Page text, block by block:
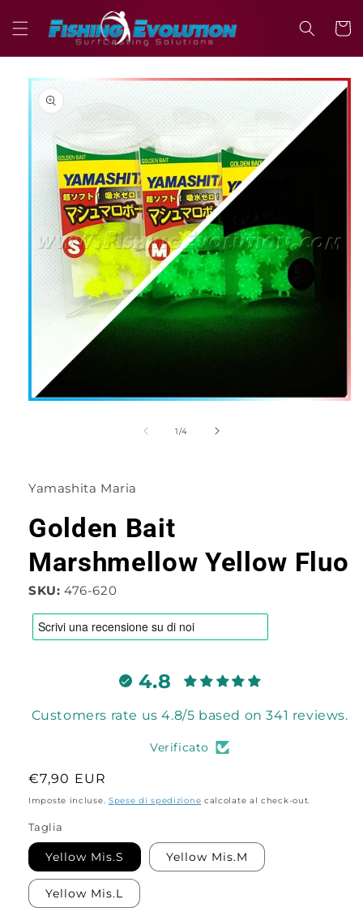
direttamente
ai contenuti
Passa alle
informazioni
sul prodotto
1/su
4
Yamashita Maria
Golden Bait
Marshmellow Yellow Fluo
SKU: 476-620
4.8
Customers rate us 4.8/5 based on 341 reviews.
Verificato
Prezzo
di
€7,90 EUR
Imposte incluse. Spese di spedizione calcolate al check-out.
Taglia
Yellow Mis.S Yellow Mis.M
Yellow Mis.L